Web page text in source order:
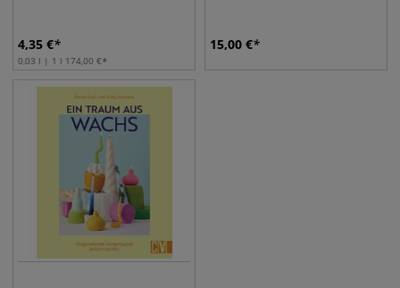
4,35 €
0,03 l | 1 l 174,00 €
15,00 €